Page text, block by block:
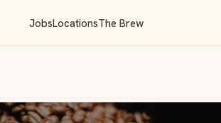
JobsLocationsThe Brew